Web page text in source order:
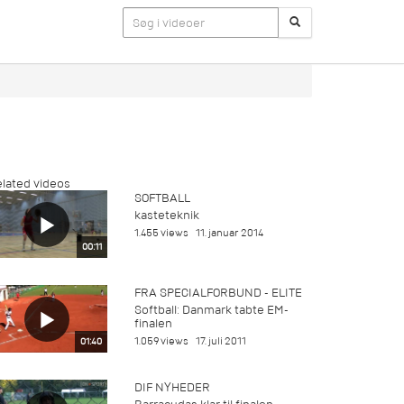
videos
00:11
SOFTBALL
kasteteknik
1.455 views 11. januar 2014
01:40
FRA SPECIALFORBUND - ELITE
Softball: Danmark tabte EM-
finalen
1.059 views 17. juli 2011
DIF NYHEDER